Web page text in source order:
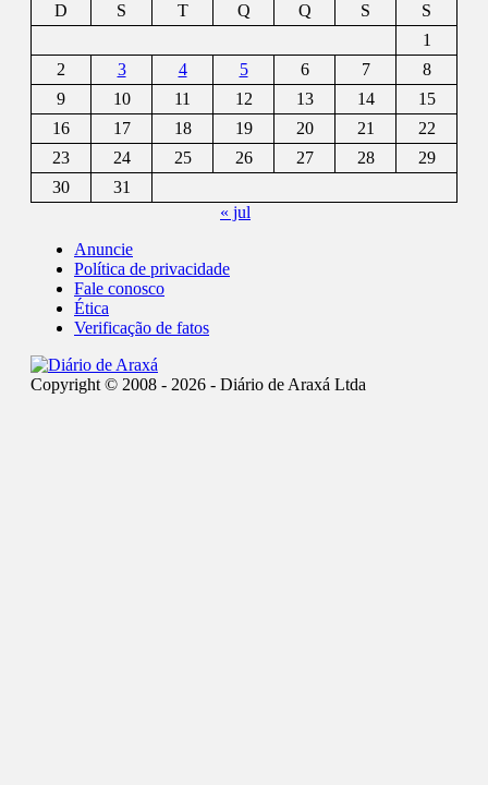
D
S T Q Q S
S
1
2
3 4 5 6 7
8
9
10 11 12 13 14
15
16
17 18 19 20 21
22
23
24 25 26 27 28
29
30
31
« jul
Anuncie
Política de privacidade
Fale conosco
Ética
Verificação de fatos
Copyright © 2008 - 2026 - Diário de Araxá Ltda